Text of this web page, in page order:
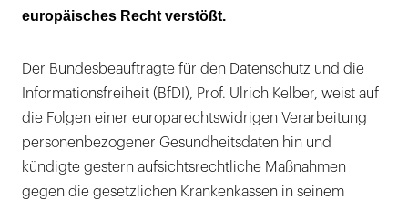
Warnung an die Krankenkassen
Versicherten nicht möglich
Ohne Handy keine Chance
Das PDSG genügt in dieser Form nicht der
DSGVO
europäisches Recht verstößt.
Der Bundesbeauftragte für den Datenschutz und die
Informationsfreiheit (BfDI), Prof. Ulrich Kelber, weist auf
die Folgen einer europarechtswidrigen Verarbeitung
personenbezogener Gesundheitsdaten hin und
kündigte gestern aufsichtsrechtliche Maßnahmen
gegen die gesetzlichen Krankenkassen in seinem